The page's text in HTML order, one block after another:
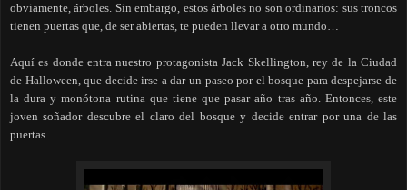
obviamente, árboles. Sin embargo, estos árboles no son ordinarios: sus troncos
tienen puertas que, de ser abiertas, te pueden llevar a otro mundo…
Aquí es donde entra nuestro protagonista Jack Skellington, rey de la Ciudad
de Halloween, que decide irse a dar un paseo por el bosque para despejarse de
la dura y monótona rutina que tiene que pasar año tras año. Entonces, este
joven soñador descubre el claro del bosque y decide entrar por una de las
puertas…